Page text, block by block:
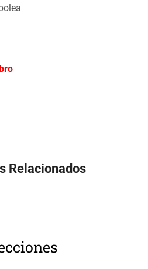
Relacionados